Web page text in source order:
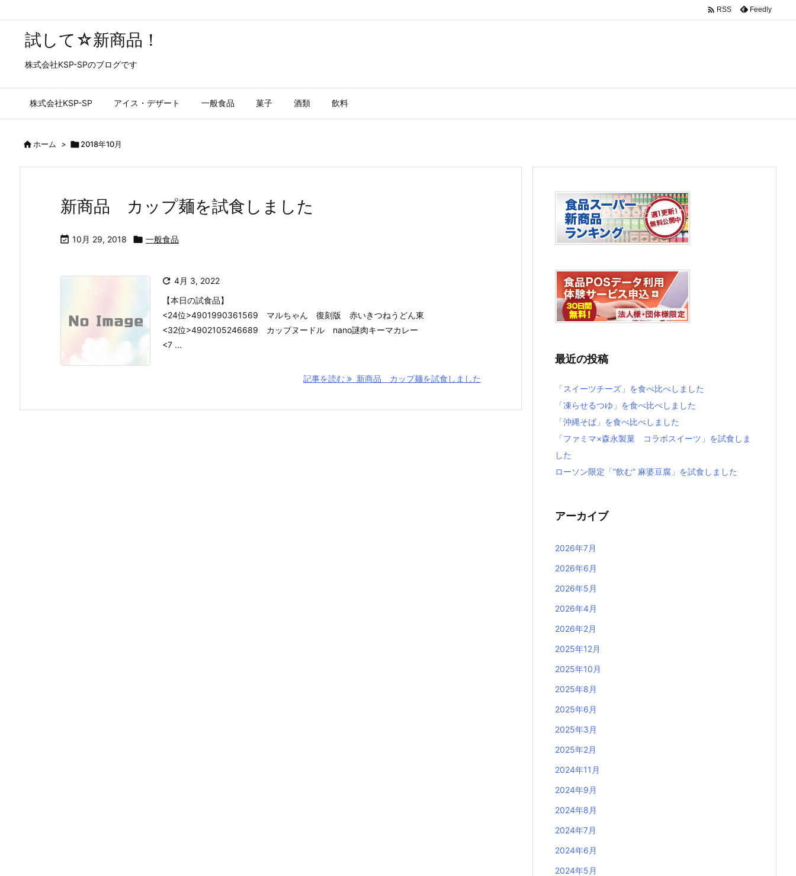
試して☆新商品！
株式会社KSP-SPのブログです
株式会社KSP-SP アイス・デザート 一般食品 菓子 酒類 飲料
 RSS Feedly
ホーム > 2018年10月
新商品 カップ麺を試食しました
 10月 29, 2018  一般食品
 4月 3, 2022
【本日の試食品】
<24位>4901990361569 マルちゃん 復刻版 赤いきつねうどん東
<32位>4902105246689 カップヌードル nano謎肉キーマカレー
<7 ...
記事を読む 新商品 カップ麺を試食しました
最近の投稿
「スイーツチーズ」を食べ比べしました
「凍らせるつゆ」を食べ比べしました
「沖縄そば」を食べ比べしました
「ファミマ×森永製菓 コラボスイーツ」を試食しま
した
ローソン限定「”飲む” 麻婆豆腐」を試食しました
アーカイブ
2026年7月
2026年6月
2026年5月
2026年4月
2026年2月
2025年12月
2025年10月
2025年8月
2025年6月
2025年3月
2025年2月
2024年11月
2024年9月
2024年8月
2024年7月
2024年6月
2024年5月